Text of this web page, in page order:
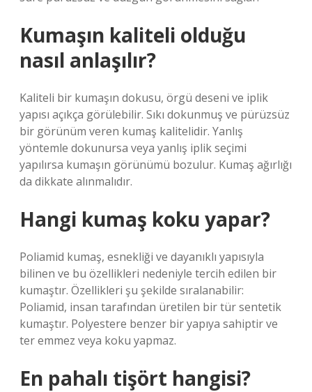
Kumaşın kaliteli olduğu
nasıl anlaşılır?
Kaliteli bir kumaşın dokusu, örgü deseni ve iplik
yapısı açıkça görülebilir. Sıkı dokunmuş ve pürüzsüz
bir görünüm veren kumaş kalitelidir. Yanlış
yöntemle dokunursa veya yanlış iplik seçimi
yapılırsa kumaşın görünümü bozulur. Kumaş ağırlığı
da dikkate alınmalıdır.
Hangi kumaş koku yapar?
Poliamid kumaş, esnekliği ve dayanıklı yapısıyla
bilinen ve bu özellikleri nedeniyle tercih edilen bir
kumaştır. Özellikleri şu şekilde sıralanabilir:
Poliamid, insan tarafından üretilen bir tür sentetik
kumaştır. Polyestere benzer bir yapıya sahiptir ve
ter emmez veya koku yapmaz.
En pahalı tişört hangisi?